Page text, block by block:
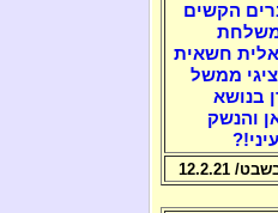
הקשים
משלחת
חשאית
ממשל
בנושא
והנשק
12.2.21